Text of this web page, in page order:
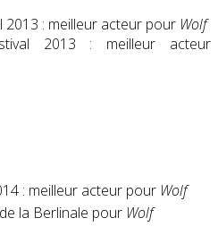
2013 : meilleur acteur pour Wolf
2013 : meilleur acteur
: meilleur acteur pour Wolf
la Berlinale pour Wolf